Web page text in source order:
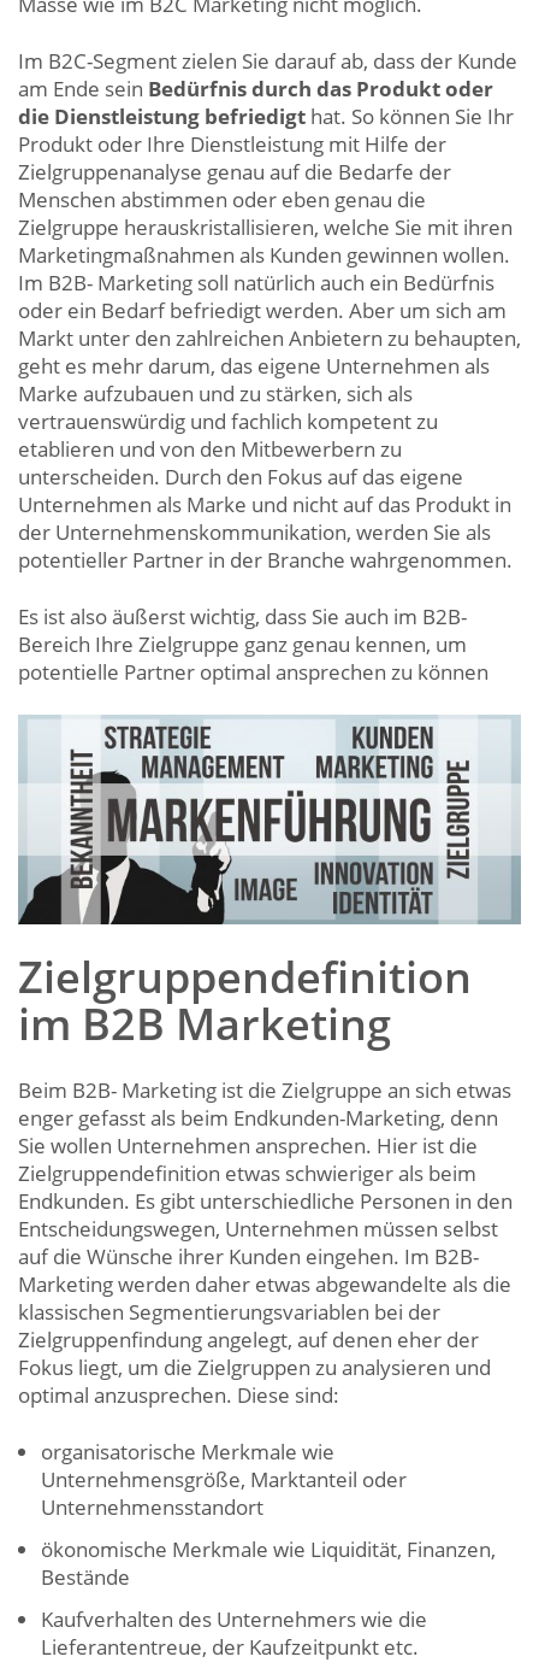
Im B2C-Segment zielen Sie darauf ab, dass der Kunde
am Ende sein Bedürfnis durch das Produkt oder
die Dienstleistung befriedigt hat. So können Sie Ihr
Produkt oder Ihre Dienstleistung mit Hilfe der
Zielgruppenanalyse genau auf die Bedarfe der
Menschen abstimmen oder eben genau die
Zielgruppe herauskristallisieren, welche Sie mit ihren
Marketingmaßnahmen als Kunden gewinnen wollen.
Im B2B- Marketing soll natürlich auch ein Bedürfnis
oder ein Bedarf befriedigt werden. Aber um sich am
Markt unter den zahlreichen Anbietern zu behaupten,
geht es mehr darum, das eigene Unternehmen als
Marke aufzubauen und zu stärken, sich als
vertrauenswürdig und fachlich kompetent zu
etablieren und von den Mitbewerbern zu
unterscheiden. Durch den Fokus auf das eigene
Unternehmen als Marke und nicht auf das Produkt in
der Unternehmenskommunikation, werden Sie als
potentieller Partner in der Branche wahrgenommen.
Es ist also äußerst wichtig, dass Sie auch im B2B-
Bereich Ihre Zielgruppe ganz genau kennen, um
potentielle Partner optimal ansprechen zu können
Zielgruppendefinition
im B2B Marketing
Beim B2B- Marketing ist die Zielgruppe an sich etwas
enger gefasst als beim Endkunden-Marketing, denn
Sie wollen Unternehmen ansprechen. Hier ist die
Zielgruppendefinition etwas schwieriger als beim
Endkunden. Es gibt unterschiedliche Personen in den
Entscheidungswegen, Unternehmen müssen selbst
auf die Wünsche ihrer Kunden eingehen. Im B2B-
Marketing werden daher etwas abgewandelte als die
klassischen Segmentierungsvariablen bei der
Zielgruppenfindung angelegt, auf denen eher der
Fokus liegt, um die Zielgruppen zu analysieren und
optimal anzusprechen. Diese sind:
organisatorische Merkmale wie
Unternehmensgröße, Marktanteil oder
Unternehmensstandort
ökonomische Merkmale wie Liquidität, Finanzen,
Bestände
Kaufverhalten des Unternehmers wie die
Lieferantentreue, der Kaufzeitpunkt etc.